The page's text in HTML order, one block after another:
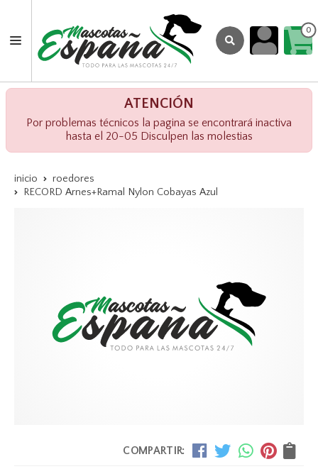
0
ATENCIÓN
Por problemas técnicos la pagina se encontrará inactiva
hasta el 20-05 Disculpen las molestias
inicio
roedores
RECORD Arnes+Ramal Nylon Cobayas Azul
COMPARTIR: